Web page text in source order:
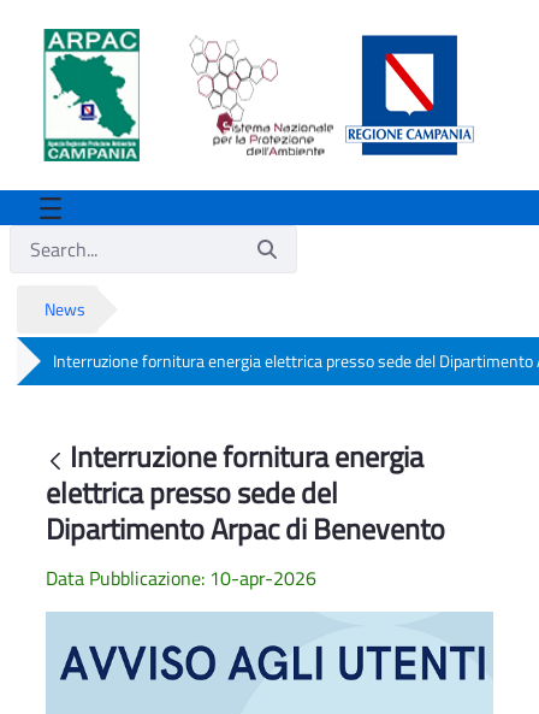
News
Interruzione fornitura energia elettrica presso sede del Dipartimento
Back
Interruzione fornitura energia
elettrica presso sede del
Dipartimento Arpac di Benevento
Data Pubblicazione: 10-apr-2026